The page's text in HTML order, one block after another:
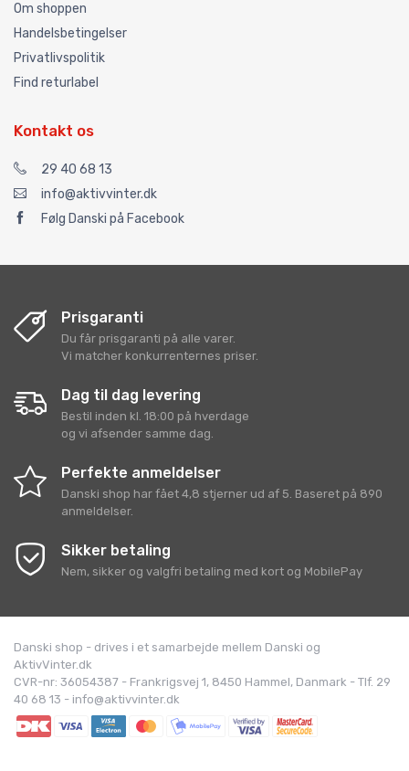
Om shoppen
Handelsbetingelser
Privatlivspolitik
Find returlabel
Kontakt os
29 40 68 13
info@aktivvinter.dk
Følg Danski på Facebook
Prisgaranti
Du får prisgaranti på alle varer.
Vi matcher konkurrenternes priser.
Dag til dag levering
Bestil inden kl. 18:00 på hverdage
og vi afsender samme dag.
Perfekte anmeldelser
Danski shop har fået 4,8 stjerner ud af 5. Baseret på 890
anmeldelser.
Sikker betaling
Nem, sikker og valgfri betaling med kort og MobilePay
Danski shop - drives i et samarbejde mellem Danski og
AktivVinter.dk
CVR-nr: 36054387 - Frankrigsvej 1, 8450 Hammel, Danmark - Tlf. 29
40 68 13 - info@aktivvinter.dk